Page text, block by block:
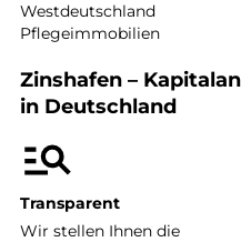
Westdeutschland
Pflegeimmobilien
Zinshafen –
in Deutschland
Transparent
Wir stellen Ihnen die